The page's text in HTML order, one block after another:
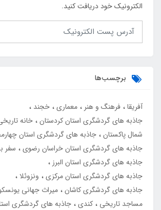
الکترونیک خود دریافت کنید.
برچسب‌ها
آفریقا فرهنگ و هنر معماری خجند
جاذبه های گردشگری استان کردستان خانه
شمال پاکستان جاذبه های گردشگری استان
جاذبه های گردشگری استان خراسان رضوی
سفر
جاذبه های گردشگری استان البرز
جاذبه های گردشگری استان مرکزی
ونزوئلا
جاذبه های گردشگری کاشان میراث جهانی
مساجد تاریخی
کندی جاذبه های گردشگری